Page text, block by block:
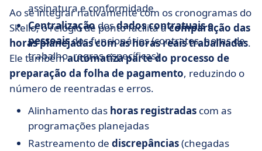
assinatura e conformidade
Centralização dosdados contratuais e
pessoaisdos funcionários (contratos, horas de
trabalho, regras específicas)
Ao se integrar nativamente com os cronogramas do
Skello, o relógio de ponto facilita acomparação das
horas planejadas com as horas reais trabalhadas.
Ele tambémautomatiza parte do processo de
preparação da folha de pagamento, reduzindo o
número de reentradas e erros.
Alinhamento das horas registradas com as
programações planejadas
Rastreamento de discrepâncias(chegadas